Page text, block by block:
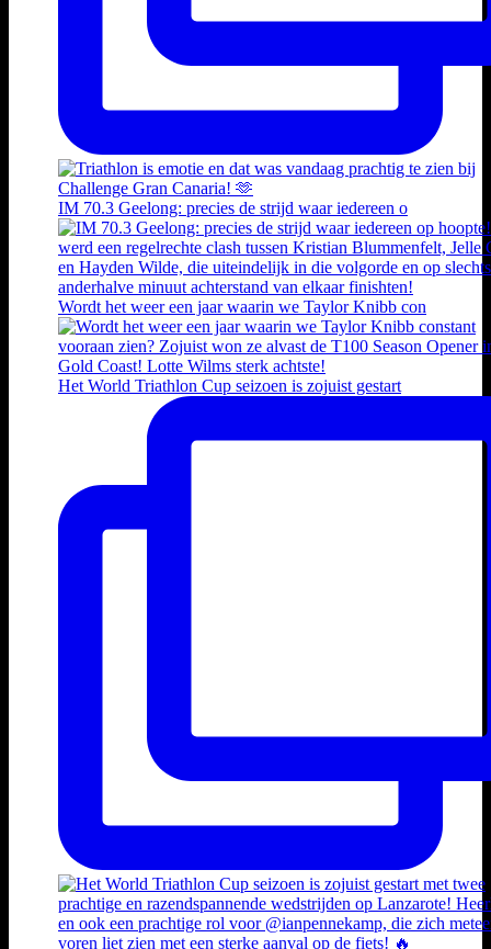
IM 70.3 Geelong: precies de strijd waar iedereen o
Wordt het weer een jaar waarin we Taylor Knibb con
Het World Triathlon Cup seizoen is zojuist gestart